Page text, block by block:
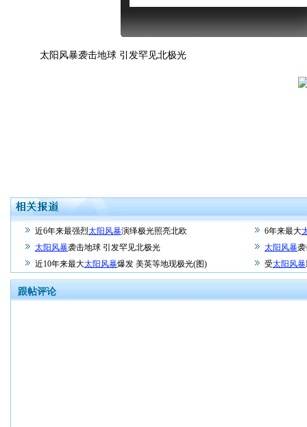
太阳风暴袭击地球 引发罕见北极光
近6年来最强烈太阳风暴演绎极光照亮北欧 6年来最大
太阳风暴袭击地球 引发罕见北极光 太阳风暴
近10年来最大太阳风暴爆发 美英等地现极光(图) 受太阳风暴
跟帖评论